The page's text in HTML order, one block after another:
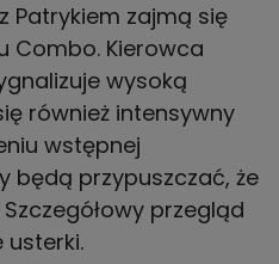
Patrykiem zajmą się
Combo. Kierowca
wysoką
również intensywny
wstępnej
będą przypuszczać, że
przegląd
usterki.